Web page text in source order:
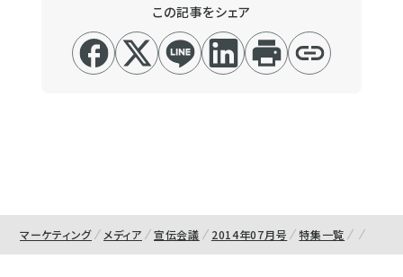
この記事をシェア
マーケティング メディア 宣伝会議 2014年07月号 特集一覧